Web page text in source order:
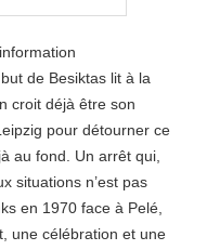
de Besiktas lit à la
croit déjà être son
pour détourner ce
au fond. Un arrêt qui,
situations n’est pas
en 1970 face à Pelé,
une célébration et une